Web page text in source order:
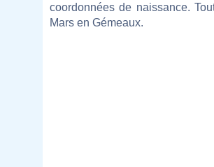
coordonnées de naissance.
Mars en Gémeaux.